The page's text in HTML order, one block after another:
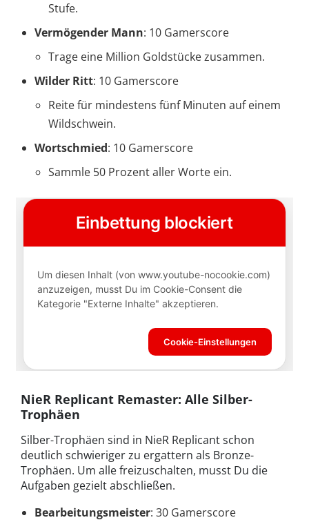
Stufe.
Vermögender Mann: 10 Gamerscore
Trage eine Million Goldstücke zusammen.
Wilder Ritt: 10 Gamerscore
Reite für mindestens fünf Minuten auf einem
Wildschwein.
Wortschmied: 10 Gamerscore
Sammle 50 Prozent aller Worte ein.
NieR Replicant Remaster: Alle Silber-
Trophäen
Silber-Trophäen sind in NieR Replicant schon
deutlich schwieriger zu ergattern als Bronze-
Trophäen. Um alle freizuschalten, musst Du die
Aufgaben gezielt abschließen.
Bearbeitungsmeister: 30 Gamerscore